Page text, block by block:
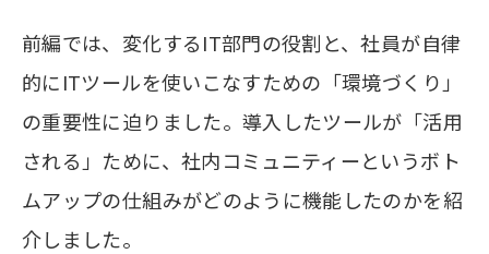
前編では、変化するIT部門の役割と、社員が自律
的にITツールを使いこなすための「環境づくり」
の重要性に迫りました。導入したツールが「活用
される」ために、社内コミュニティーというボト
ムアップの仕組みがどのように機能したのかを紹
介しました。